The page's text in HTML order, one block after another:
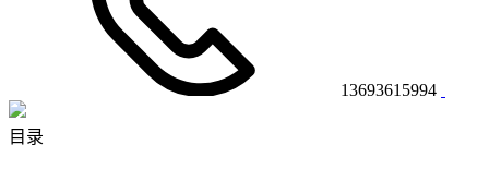
13693615994
目录